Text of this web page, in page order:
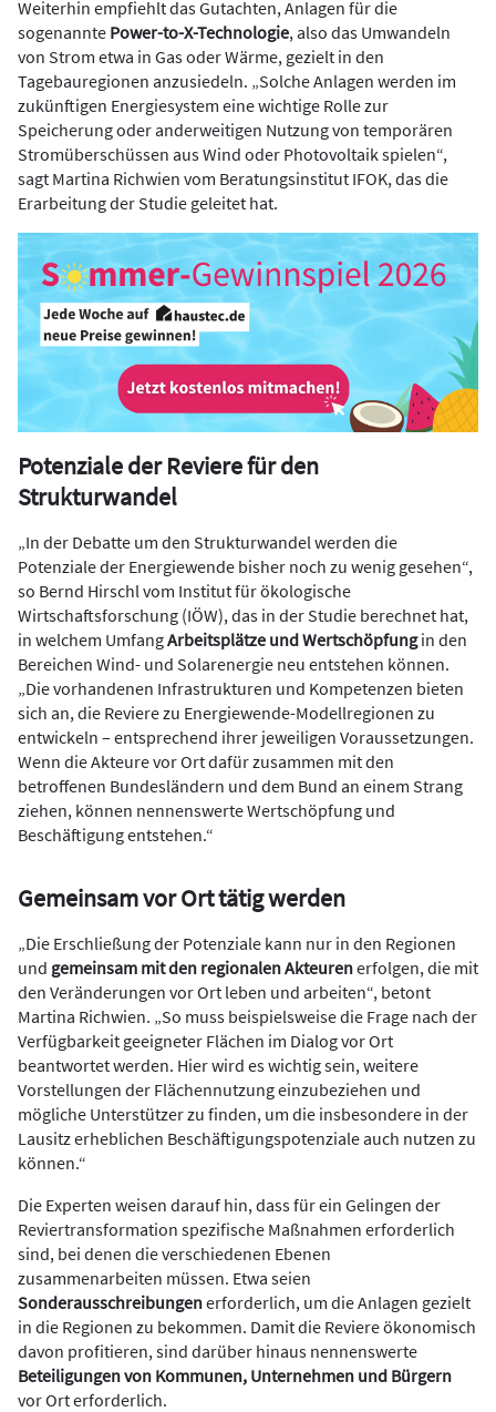
Weiterhin empfiehlt das Gutachten, Anlagen für die
sogenannte Power-to-X-Technologie, also das Umwandeln
von Strom etwa in Gas oder Wärme, gezielt in den
Tagebauregionen anzusiedeln. „Solche Anlagen werden im
zukünftigen Energiesystem eine wichtige Rolle zur
Speicherung oder anderweitigen Nutzung von temporären
Stromüberschüssen aus Wind oder Photovoltaik spielen“,
sagt Martina Richwien vom Beratungsinstitut IFOK, das die
Erarbeitung der Studie geleitet hat.
Potenziale der Reviere für den
Strukturwandel
„In der Debatte um den Strukturwandel werden die
Potenziale der Energiewende bisher noch zu wenig gesehen“,
so Bernd Hirschl vom Institut für ökologische
Wirtschaftsforschung (IÖW), das in der Studie berechnet hat,
in welchem UmfangArbeitsplätze und Wertschöpfungin den
Bereichen Wind- und Solarenergie neu entstehen können.
„Die vorhandenen Infrastrukturen und Kompetenzen bieten
sich an, die Reviere zu Energiewende-Modellregionen zu
entwickeln – entsprechend ihrer jeweiligen Voraussetzungen.
Wenn die Akteure vor Ort dafür zusammen mit den
betroffenen Bundesländern und dem Bund an einem Strang
ziehen, können nennenswerte Wertschöpfung und
Beschäftigung entstehen.“
Gemeinsam vor Ort tätig werden
„Die Erschließung der Potenziale kann nur in den Regionen
und gemeinsam mit den regionalen Akteurenerfolgen, die mit
den Veränderungen vor Ort leben und arbeiten“, betont
Martina Richwien. „So muss beispielsweise die Frage nach der
Verfügbarkeit geeigneter Flächen im Dialog vor Ort
beantwortet werden. Hier wird es wichtig sein, weitere
Vorstellungen der Flächennutzung einzubeziehen und
mögliche Unterstützer zu finden, um die insbesondere in der
Lausitz erheblichen Beschäftigungspotenziale auch nutzen zu
können.“
Die Experten weisen darauf hin, dass für ein Gelingen der
Reviertransformation spezifische Maßnahmen erforderlich
sind, bei denen die verschiedenen Ebenen
zusammenarbeiten müssen. Etwa seien
Sonderausschreibungenerforderlich, um die Anlagen gezielt
in die Regionen zu bekommen. Damit die Reviere ökonomisch
davon profitieren, sind darüber hinaus nennenswerte
Beteiligungen von Kommunen, Unternehmen und Bürgern
vor Ort erforderlich.